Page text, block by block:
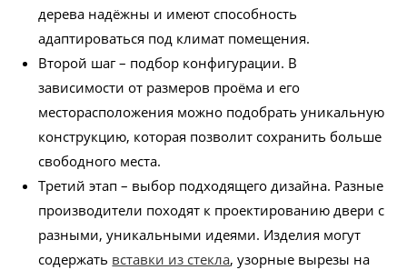
дерева надёжны и имеют способность
адаптироваться под климат помещения.
Второй шаг – подбор конфигурации. В
зависимости от размеров проёма и его
месторасположения можно подобрать уникальную
конструкцию, которая позволит сохранить больше
свободного места.
Третий этап – выбор подходящего дизайна. Разные
производители походят к проектированию двери с
разными, уникальными идеями. Изделия могут
содержать вставки из стекла, узорные вырезы на